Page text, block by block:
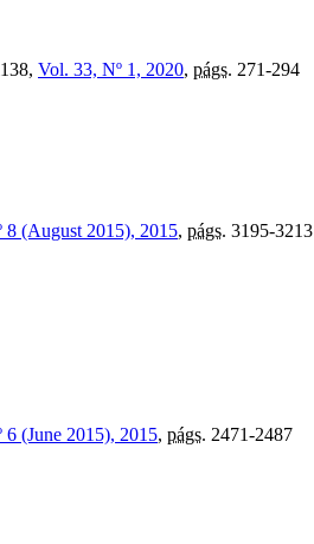
Vol. 33, Nº 1, 2020, págs. 271-294
8 (August 2015), 2015, págs. 3195-3213
6 (June 2015), 2015, págs. 2471-2487